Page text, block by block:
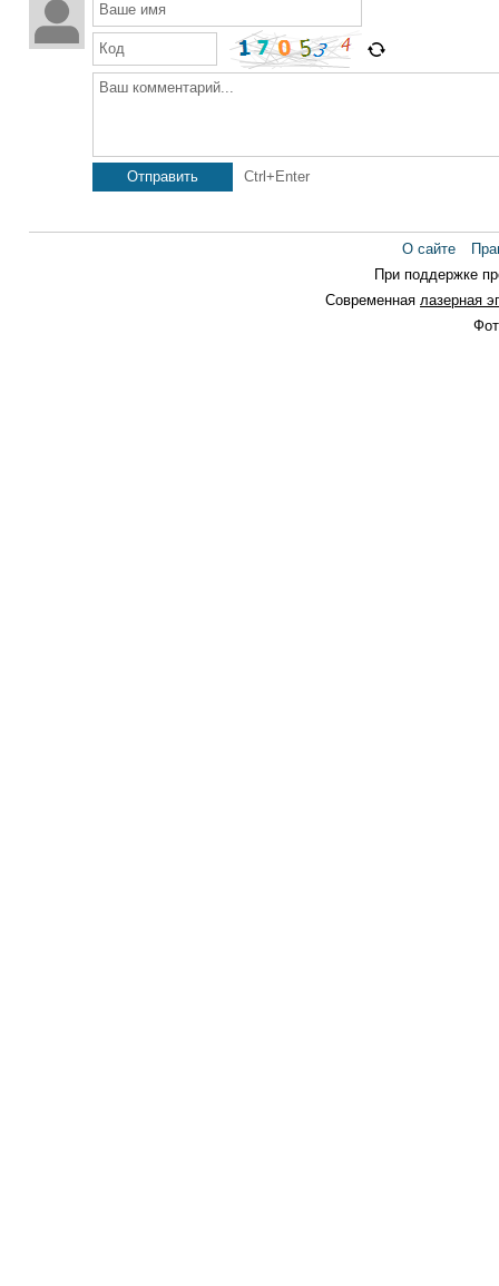
Ваше имя
Код
Ваш комментарий...
Отправить Ctrl+Enter
О сайте
При поддержке
Современная лазерная